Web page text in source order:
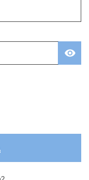
visibility